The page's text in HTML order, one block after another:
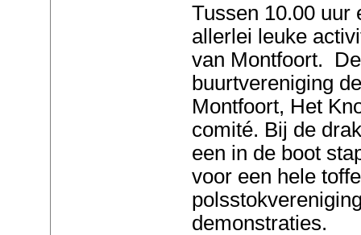
Tussen 10.00 uur
allerlei leuke
van Montfoort.
buurtvereniging
Montfoort, Het
comité. Bij de
een in de boot
voor een hele
demonstraties.